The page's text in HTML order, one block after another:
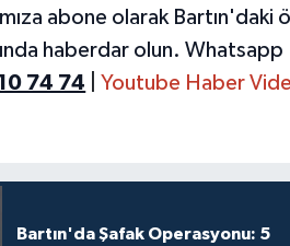
abone olarak Bartın'daki
haberdar olun. Whatsapp
74 74 |Youtube Haber
Bartın'da Şafak Operasyonu: 5